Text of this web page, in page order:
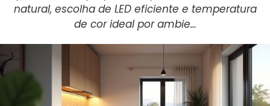
natural, escolha de LED eficiente e temperatura
de cor ideal por ambie…